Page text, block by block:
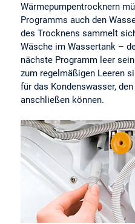
Wärmepumpentrocknern
Programms auch den
des Trocknens sammelt
Wäsche im Wassertank –
nächste Programm leer
zum regelmäßigen Leeren
für das Kondenswasser,
anschließen können.